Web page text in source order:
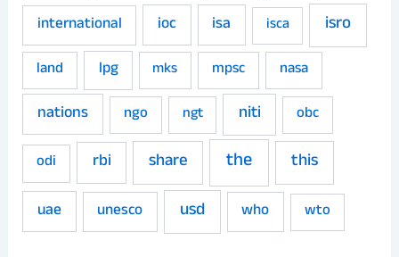
international
ioc isa isca isro
land lpg mks mpsc nasa
nations ngo ngt niti
obc
odi
rbi share the this
uae unesco usd who wto